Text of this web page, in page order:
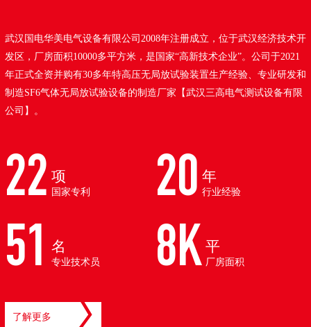
武汉国电华美电气设备有限公司2008年注册成立，位于武汉经济技术开
发区，厂房面积10000多平方米，是国家“高新技术企业”。公司于2021
年正式全资并购有30多年特高压无局放试验装置生产经验、专业研发和
制造SF6气体无局放试验设备的制造厂家【武汉三高电气测试设备有限
公司】。
22 项
国家专利 20 年
行业经验
51 名
专业技术员 8K 平
厂房面积
了解更多